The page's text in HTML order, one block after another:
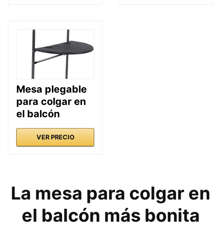
Mesa plegable
para colgar en
el balcón
VER PRECIO
La mesa para colgar en
el balcón más bonita